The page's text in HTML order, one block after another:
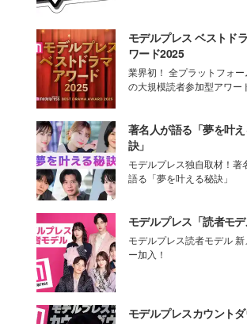
モデルプレス ベストド
ワード2025
業界初！ 全プラットフォ
の大規模読者参加型アワー
著名人が語る「夢を叶
訣」
モデルプレス独自取材！著
語る「夢を叶える秘訣」
モデルプレス「読者モデ
モデルプレス読者モデル
ー加入！
モデルプレスカウント